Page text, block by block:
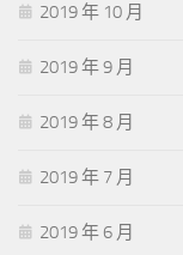
2019 年 10 月
2019 年 9 月
2019 年 8 月
2019 年 7 月
2019 年 6 月